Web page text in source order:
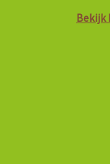
Bekijk